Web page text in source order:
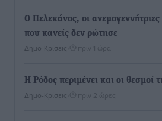
Ο Πελεκάνος, οι ανεμογεννήτριες
που κανείς δεν ρώτησε
Δημο-Κρίσεις πριν 1 ώρα
Η Ρόδος περιμένει και οι θεσμοί
Δημο-Κρίσεις πριν 2 ώρες